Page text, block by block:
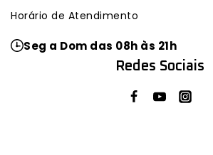
Horário de Atendimento
Seg a Dom das 08h às 21h
Redes Sociais